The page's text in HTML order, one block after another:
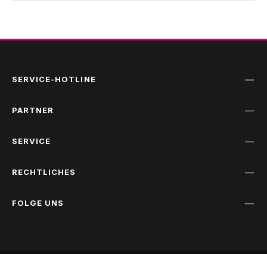
SERVICE-HOTLINE
PARTNER
SERVICE
RECHTLICHES
FOLGE UNS